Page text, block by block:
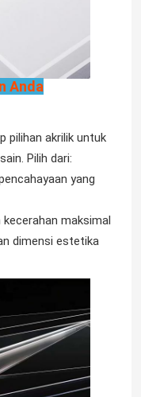
Anda
pilihan akrilik untuk
Pilih dari:
yang
maksimal
dimensi estetika